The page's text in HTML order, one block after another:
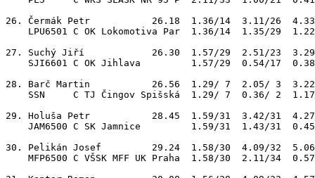
26. Čermák Petr           26.18  1.36/14  3.11/26
LPU6501 C OK Lokomotiva Par  1.36/14  1.35/29
27. Suchý Jiří            26.30  1.57/29  2.51/23  3.29/
SJI6601 C OK Jihlava         1.57/29  0.54/17
28. Barč Martin           26.56  1.29/ 7  2.05/ 3  3.22/
SSN     C TJ Čingov Spišská  1.29/ 7  0.36/ 2
29. Holuša Petr           28.45  1.59/31  3.42/31  4.27/
JAM6500 C SK Jamnice         1.59/31  1.43/31
30. Pelikán Josef         29.24  1.58/30  4.09/32  5.06/
MFP6500 C VŠSK MFF UK Praha  1.58/30  2.11/34